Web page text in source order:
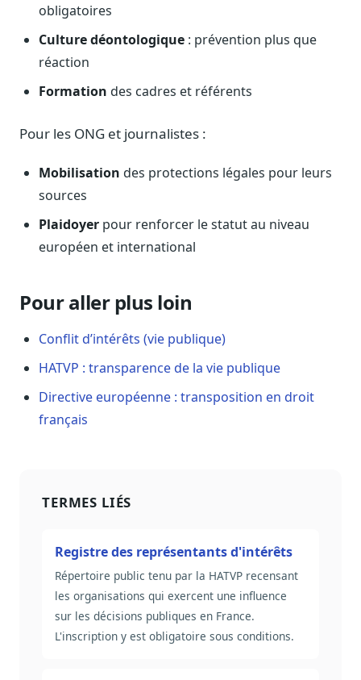
obligatoires
Culture déontologique : prévention plus que
réaction
Formation des cadres et référents
Pour les ONG et journalistes :
Mobilisation des protections légales pour leurs
sources
Plaidoyer pour renforcer le statut au niveau
européen et international
Pour aller plus loin
Conflit d’intérêts (vie publique)
HATVP : transparence de la vie publique
Directive européenne : transposition en droit
français
TERMES LIÉS
Registre des représentants d'intérêts
Répertoire public tenu par la HATVP recensant
les organisations qui exercent une influence
sur les décisions publiques en France.
L'inscription y est obligatoire sous conditions.